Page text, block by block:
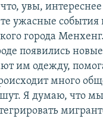
увы,
ужасные события
города
появились
им одежду,
много
Я думаю, что